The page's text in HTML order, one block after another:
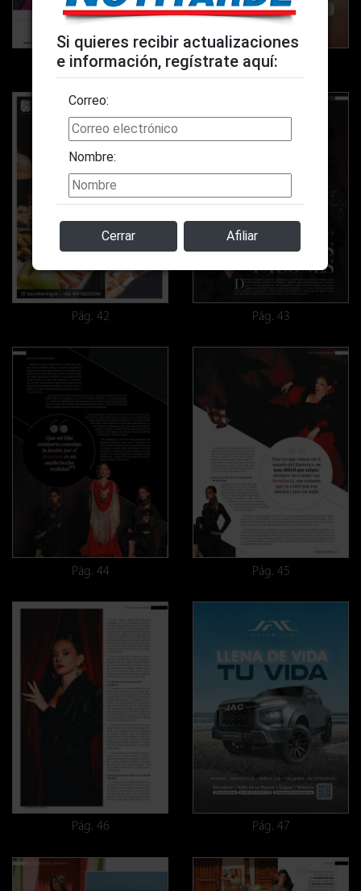
Pág. 40 Pág. 41
Pág. 42 Pág. 43
Pág. 44 Pág. 45
Pág. 46 Pág. 47
Si quieres recibir actualizaciones
e información, regístrate aquí:
Nombre:
Correo:
Cerrar Afiliar